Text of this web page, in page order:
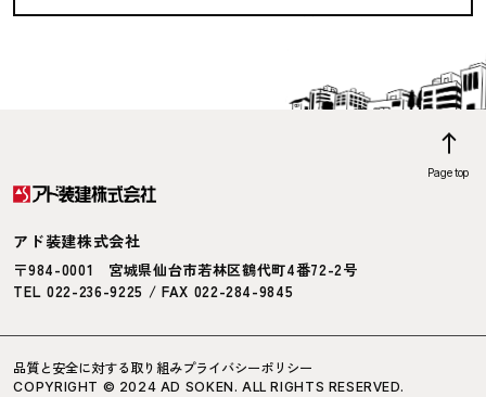
アド装建株式会社
〒984-0001 宮城県仙台市若林区鶴代町4番72-2号
TEL 022-236-9225 / FAX 022-284-9845
品質と安全に対する取り組みプライバシーポリシー
COPYRIGHT © 2024 AD SOKEN. ALL RIGHTS RESERVED.
Page top